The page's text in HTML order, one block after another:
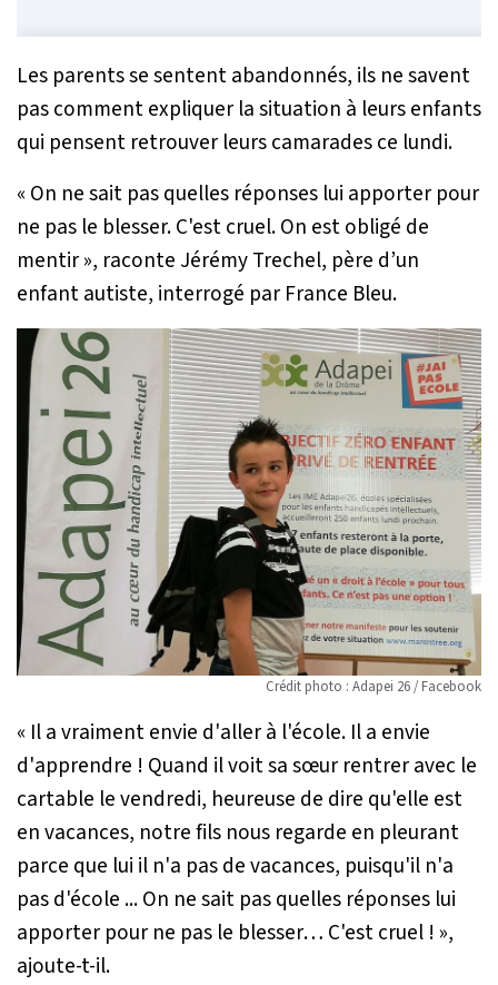
Les parents se sentent abandonnés, ils ne savent
pas comment expliquer la situation à leurs enfants
qui pensent retrouver leurs camarades ce lundi.
« On ne sait pas quelles réponses lui apporter pour
ne pas le blesser. C'est cruel. On est obligé de
mentir », raconte Jérémy Trechel, père d’un
enfant autiste, interrogé par France Bleu.
Crédit photo : Adapei 26 / Facebook
« Il a vraiment envie d'aller à l'école. Il a envie
d'apprendre ! Quand il voit sa sœur rentrer avec le
cartable le vendredi, heureuse de dire qu'elle est
en vacances, notre fils nous regarde en pleurant
parce que lui il n'a pas de vacances, puisqu'il n'a
pas d'école ... On ne sait pas quelles réponses lui
apporter pour ne pas le blesser… C'est cruel ! »,
ajoute-t-il.